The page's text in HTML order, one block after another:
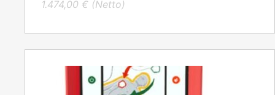
1.474,00 € (Netto)